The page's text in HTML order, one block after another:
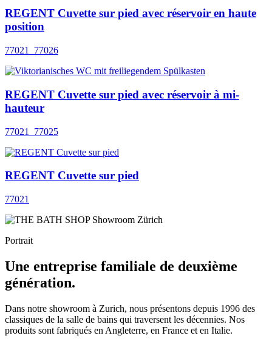
REGENT Cuvette sur pied avec réservoir en haute
position
77021_77026
REGENT Cuvette sur pied avec réservoir à mi-
hauteur
77021_77025
REGENT Cuvette sur pied
77021
Portrait
Une entreprise familiale de deuxième
génération.
Dans notre showroom à Zurich, nous présentons depuis 1996 des
classiques de la salle de bains qui traversent les décennies. Nos
produits sont fabriqués en Angleterre, en France et en Italie.